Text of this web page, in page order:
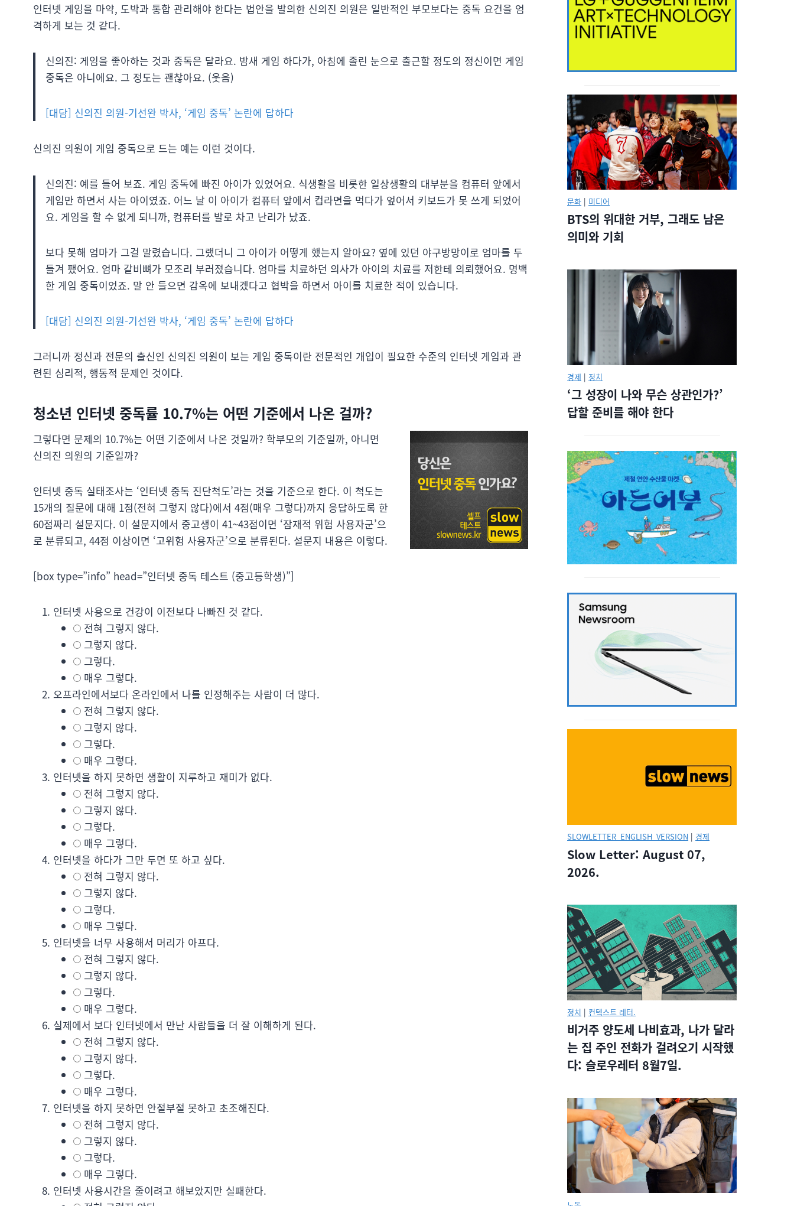
인터넷 게임을 마약, 도박과 통합 관리해야 한다는 법안을 발의한 신의진 의원은 일반적인 부모보다는 중독 요건을 엄
격하게 보는 것 같다.
신의진: 게임을 좋아하는 것과 중독은 달라요. 밤새 게임 하다가, 아침에 졸린 눈으로 출근할 정도의 정신이면 게임
중독은 아니에요. 그 정도는 괜찮아요. (웃음)
[대담] 신의진 의원-기선완 박사, ‘게임 중독’ 논란에 답하다
신의진 의원이 게임 중독으로 드는 예는 이런 것이다.
신의진: 예를 들어 보죠. 게임 중독에 빠진 아이가 있었어요. 식생활을 비롯한 일상생활의 대부분을 컴퓨터 앞에서
게임만 하면서 사는 아이였죠. 어느 날 이 아이가 컴퓨터 앞에서 컵라면을 먹다가 엎어서 키보드가 못 쓰게 되었어
요. 게임을 할 수 없게 되니까, 컴퓨터를 발로 차고 난리가 났죠.
보다 못해 엄마가 그걸 말렸습니다. 그랬더니 그 아이가 어떻게 했는지 알아요? 옆에 있던 야구방망이로 엄마를 두
들겨 팼어요. 엄마 갈비뼈가 모조리 부러졌습니다. 엄마를 치료하던 의사가 아이의 치료를 저한테 의뢰했어요. 명백
한 게임 중독이었죠. 말 안 들으면 감옥에 보내겠다고 협박을 하면서 아이를 치료한 적이 있습니다.
[대담] 신의진 의원-기선완 박사, ‘게임 중독’ 논란에 답하다
그러니까 정신과 전문의 출신인 신의진 의원이 보는 게임 중독이란 전문적인 개입이 필요한 수준의 인터넷 게임과 관
련된 심리적, 행동적 문제인 것이다.
청소년 인터넷 중독률 10.7%는 어떤 기준에서 나온 걸까?
그렇다면 문제의 10.7%는 어떤 기준에서 나온 것일까? 학부모의 기준일까, 아니면
신의진 의원의 기준일까?
인터넷 중독 실태조사는 ‘인터넷 중독 진단척도’라는 것을 기준으로 한다. 이 척도는
15개의 질문에 대해 1점(전혀 그렇지 않다)에서 4점(매우 그렇다)까지 응답하도록 한
60점짜리 설문지다. 이 설문지에서 중고생이 41~43점이면 ‘잠재적 위험 사용자군’으
로 분류되고, 44점 이상이면 ‘고위험 사용자군’으로 분류된다. 설문지 내용은 이렇다.
[box type=”info” head=”인터넷 중독 테스트 (중고등학생)”]
인터넷 사용으로 건강이 이전보다 나빠진 것 같다.
전혀 그렇지 않다.
그렇지 않다.
그렇다.
매우 그렇다.
오프라인에서보다 온라인에서 나를 인정해주는 사람이 더 많다.
전혀 그렇지 않다.
그렇지 않다.
그렇다.
매우 그렇다.
인터넷을 하지 못하면 생활이 지루하고 재미가 없다.
전혀 그렇지 않다.
그렇지 않다.
그렇다.
매우 그렇다.
인터넷을 하다가 그만 두면 또 하고 싶다.
전혀 그렇지 않다.
그렇지 않다.
그렇다.
매우 그렇다.
인터넷을 너무 사용해서 머리가 아프다.
전혀 그렇지 않다.
그렇지 않다.
그렇다.
매우 그렇다.
실제에서 보다 인터넷에서 만난 사람들을 더 잘 이해하게 된다.
전혀 그렇지 않다.
그렇지 않다.
그렇다.
매우 그렇다.
인터넷을 하지 못하면 안절부절 못하고 초조해진다.
전혀 그렇지 않다.
그렇지 않다.
그렇다.
매우 그렇다.
인터넷 사용시간을 줄이려고 해보았지만 실패한다.
문화 | 미디어
BTS의 위대한 거부, 그래도 남은
의미와 기회
경제 | 정치
‘그 성장이 나와 무슨 상관인가?’
답할 준비를 해야 한다
SLOWLETTER_ENGLISH_VERSION | 경제
Slow Letter: August 07,
2026.
정치 | 컨텍스트 레터.
비거주 양도세 나비효과, 나가 달라
는 집 주인 전화가 걸려오기 시작했
다: 슬로우레터 8월7일.